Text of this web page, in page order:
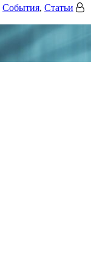
События, Статьи